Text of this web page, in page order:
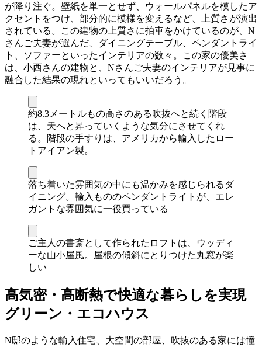
が降り注ぐ。壁紙を単一とせず、ウォールパネルを模したア
クセントをつけ、部分的に模様を変えるなど、上質さが演出
されている。この建物の上質さに拍車をかけているのが、N
さんご夫妻が選んだ、ダイニングテーブル、ペンダントライ
ト、ソファーといったインテリアの数々。この家の優美さ
は、小西さんの建物と、Nさんご夫妻のインテリアが見事に
融合した結果の現れといってもいいだろう。
約8.3メートルもの高さのある吹抜へと続く階段
は、天へと昇っていくような気分にさせてくれ
る。階段の手すりは、アメリカから輸入したロー
トアイアン製。
落ち着いた雰囲気の中にも温かみを感じられるダ
イニング。輸入もののペンダントライトが、エレ
ガントな雰囲気に一役買っている
ご主人の書斎として作られたロフトは、ウッディ
ーな山小屋風。屋根の傾斜にとりつけた丸窓が楽
しい
高気密・高断熱で快適な暮らしを実現
グリーン・エコハウス
N邸のような輸入住宅、大空間の部屋、吹抜のある家には憧